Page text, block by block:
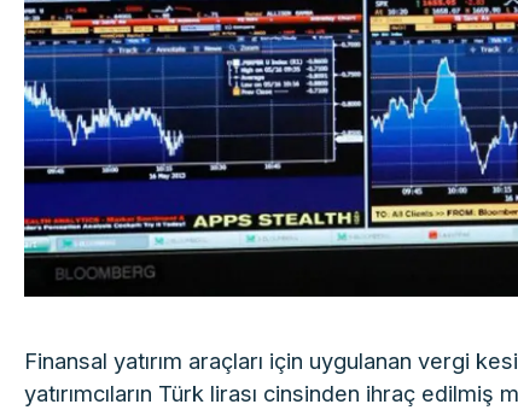
Finansal yatırım araçları için uygulanan vergi
yatırımcıların Türk lirası cinsinden ihraç